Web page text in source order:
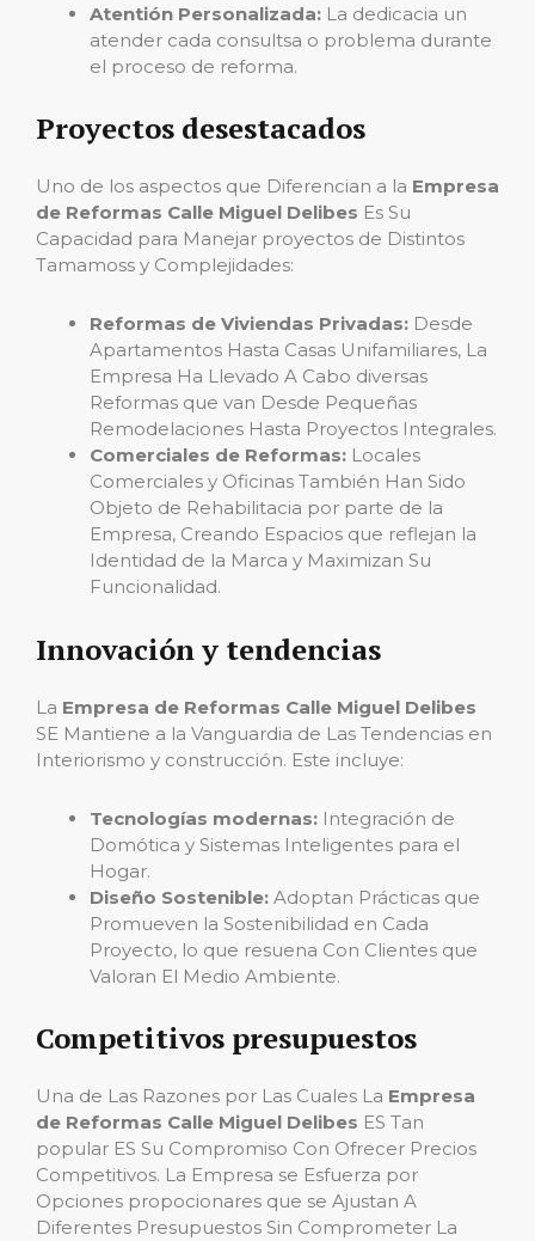
Atentión Personalizada: La dedicacia un
atender cada consultsa o problema durante
el proceso de reforma.
Proyectos desestacados
Uno de los aspectos que Diferencian a la Empresa
de Reformas Calle Miguel Delibes Es Su
Capacidad para Manejar proyectos de Distintos
Tamamoss y Complejidades:
Reformas de Viviendas Privadas: Desde
Apartamentos Hasta Casas Unifamiliares, La
Empresa Ha Llevado A Cabo diversas
Reformas que van Desde Pequeñas
Remodelaciones Hasta Proyectos Integrales.
Comerciales de Reformas: Locales
Comerciales y Oficinas También Han Sido
Objeto de Rehabilitacia por parte de la
Empresa, Creando Espacios que reflejan la
Identidad de la Marca y Maximizan Su
Funcionalidad.
Innovación y tendencias
La Empresa de Reformas Calle Miguel Delibes
SE Mantiene a la Vanguardia de Las Tendencias en
Interiorismo y construcción. Este incluye:
Tecnologías modernas: Integración de
Domótica y Sistemas Inteligentes para el
Hogar.
Diseño Sostenible: Adoptan Prácticas que
Promueven la Sostenibilidad en Cada
Proyecto, lo que resuena Con Clientes que
Valoran El Medio Ambiente.
Competitivos presupuestos
Una de Las Razones por Las Cuales La Empresa
de Reformas Calle Miguel Delibes ES Tan
popular ES Su Compromiso Con Ofrecer Precios
Competitivos. La Empresa se Esfuerza por
Opciones propocionares que se Ajustan A
Diferentes Presupuestos Sin Comprometer La